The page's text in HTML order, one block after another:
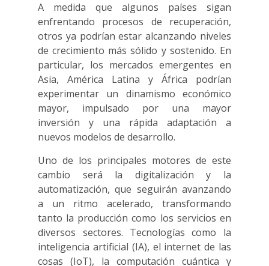
A medida que algunos países sigan
enfrentando procesos de recuperación,
otros ya podrían estar alcanzando niveles
de crecimiento más sólido y sostenido. En
particular, los mercados emergentes en
Asia, América Latina y África podrían
experimentar un dinamismo económico
mayor, impulsado por una mayor
inversión y una rápida adaptación a
nuevos modelos de desarrollo.
Uno de los principales motores de este
cambio será la digitalización y la
automatización, que seguirán avanzando
a un ritmo acelerado, transformando
tanto la producción como los servicios en
diversos sectores. Tecnologías como la
inteligencia artificial (IA), el internet de las
cosas (IoT), la computación cuántica y